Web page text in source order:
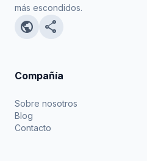
más escondidos.
public share
Compañía
Sobre nosotros
Blog
Contacto